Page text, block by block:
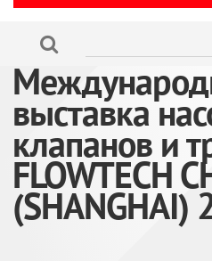
выставка
клапанов и
FLOWTECH
(SHANGHAI)